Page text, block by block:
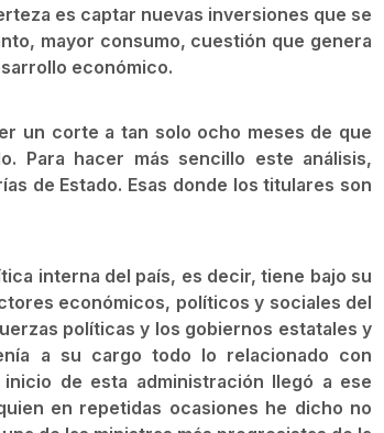
es captar nuevas inversiones que se
mayor consumo, cuestión que genera
económico.
un corte a tan solo ocho meses de que
Para hacer más sencillo este análisis,
de Estado. Esas donde los titulares son
interna del país, es decir, tiene bajo su
económicos, políticos y sociales del
políticas y los gobiernos estatales y
a su cargo todo lo relacionado con
de esta administración llegó a ese
en repetidas ocasiones he dicho no